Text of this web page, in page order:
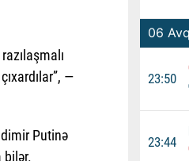
—
Putinə
bilər.
06
23:50
23:44